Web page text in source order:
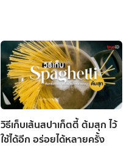
วิธีเก็บเส้นสปาเก็ตตี้ ต้มสุก ไว้
ใช้ได้อีก อร่อยได้หลายครั้ง